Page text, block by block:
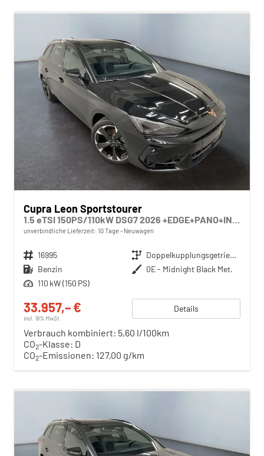
Cupra Leon Sportstourer
1.5 eTSI 150PS/110kW DSG7 2026 +EDGE+PANO+INTELLIGENT DRIVE
unverbindliche Lieferzeit: 10 Tage Neuwagen
Fahrzeugnr. 16995 Getriebe
Doppelkupplungsgetriebe (DSG)
Kraftstoff Benzin Außenfarbe 0E - Midnight Black Met.
Leistung 110 kW (150 PS)
33.957,– €
incl. 19% MwSt.
Details
Verbrauch kombiniert: 5,60 l/100km
CO2-Klasse: D
CO2-Emissionen: 127,00 g/km